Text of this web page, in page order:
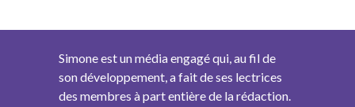
Simone est un média engagé qui, au fil de
son développement, a fait de ses lectrices
des membres à part entière de la rédaction.